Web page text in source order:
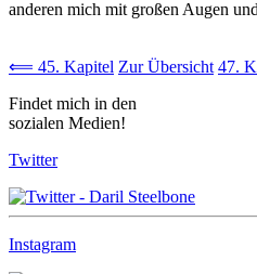
anderen mich mit großen Augen
⟸ 45. Kapitel Zur Übersicht 47.
Findet mich in den
sozialen Medien!
Twitter
Instagram